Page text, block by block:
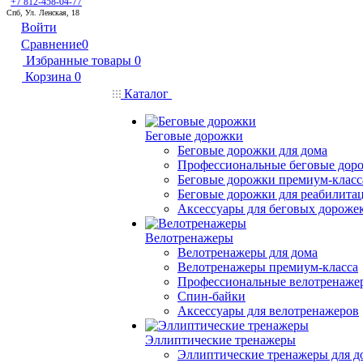
Спб, Ул. Ленская, 18
Войти
Сравнение0
Избранные товары 0
Корзина 0
Каталог
Беговые дорожки
Беговые дорожки для дома
Профессиональные беговые
Беговые дорожки премиум-
Беговые дорожки для
Аксессуары для беговых
Велотренажеры
Велотренажеры для дома
Велотренажеры премиум-класса
Профессиональные
Спин-байки
Аксессуары для велотренажеров
Эллиптические тренажеры
Эллиптические тренажеры для